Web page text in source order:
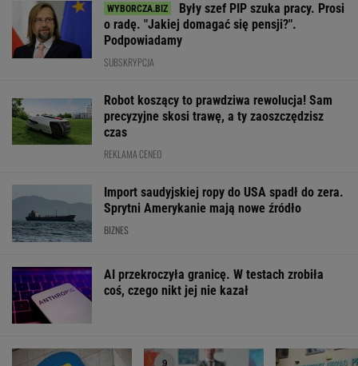
Były szef PIP szuka pracy. Prosi
o radę. "Jakiej domagać się pensji?".
Podpowiadamy
SUBSKRYPCJA
Robot koszący to prawdziwa rewolucja! Sam
precyzyjne skosi trawę, a ty zaoszczędzisz
czas
REKLAMA CENEO
Import saudyjskiej ropy do USA spadł do zera.
Sprytni Amerykanie mają nowe źródło
BIZNES
AI przekroczyła granicę. W testach zrobiła
coś, czego nikt jej nie kazał